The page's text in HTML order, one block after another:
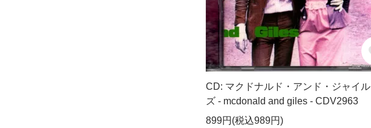
CD: マクドナルド・アンド・ジャイル
ズ - mcdonald and giles - CDV2963
899円(税込989円)